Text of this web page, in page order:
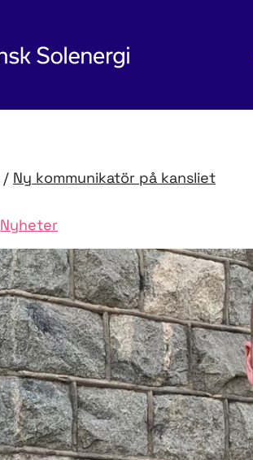
/ Ny kommunikatör på kansliet
Nyheter